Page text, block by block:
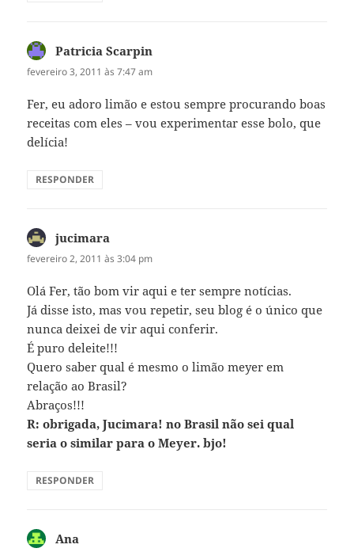
Patricia Scarpin
fevereiro 3, 2011 às 7:47 am
Fer, eu adoro limão e estou sempre procurando boas
receitas com eles – vou experimentar esse bolo, que
delícia!
RESPONDER
jucimara
fevereiro 2, 2011 às 3:04 pm
Olá Fer, tão bom vir aqui e ter sempre notícias.
Já disse isto, mas vou repetir, seu blog é o único que
nunca deixei de vir aqui conferir.
É puro deleite!!!
Quero saber qual é mesmo o limão meyer em
relação ao Brasil?
Abraços!!!
R: obrigada, Jucimara! no Brasil não sei qual
seria o similar para o Meyer. bjo!
RESPONDER
Ana